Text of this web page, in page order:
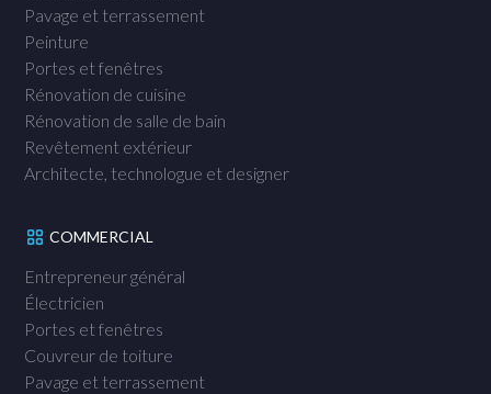
Pavage et terrassement
Peinture
Portes et fenêtres
Rénovation de cuisine
Rénovation de salle de bain
Revêtement extérieur
Architecte, technologue et designer
COMMERCIAL
Entrepreneur général
Électricien
Portes et fenêtres
Couvreur de toiture
Pavage et terrassement